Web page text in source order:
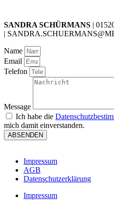
SANDRA SCHÜRMANS |
|
Name
Email
Telefon
Message
Ich habe die
mich damit einverstanden.
ABSENDEN
Impressum
AGB
Datenschutzerklärung
Impressum